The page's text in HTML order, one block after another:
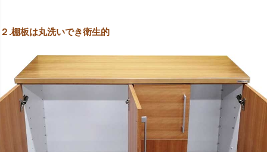
２.棚板は丸洗いでき衛生的